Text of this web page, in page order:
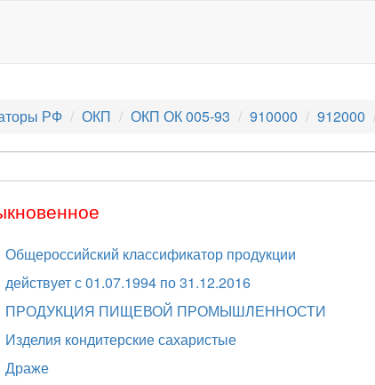
РФ ОКП ОКП ОК 005-93 910000 912000
Общероссийский классификатор продукции
действует с 01.07.1994 по 31.12.2016
ПРОДУКЦИЯ ПИЩЕВОЙ ПРОМЫШЛЕННОСТИ
Изделия кондитерские сахаристые
Драже